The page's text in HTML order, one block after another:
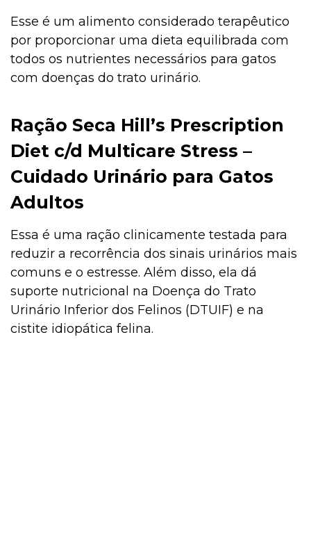
Esse é um alimento considerado terapêutico
por proporcionar uma dieta equilibrada com
todos os nutrientes necessários para gatos
com doenças do trato urinário.
Ração Seca Hill’s Prescription
Diet c/d Multicare Stress –
Cuidado Urinário para Gatos
Adultos
Essa é uma ração clinicamente testada para
reduzir a recorrência dos sinais urinários mais
comuns e o estresse. Além disso, ela dá
suporte nutricional na Doença do Trato
Urinário Inferior dos Felinos (DTUIF) e na
cistite idiopática felina.